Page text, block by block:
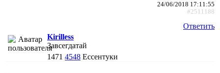
24/06/2018 17:11:55
#2511188
Ответить
Kirilless
Завсегдатай
1471 4548 Ессентуки